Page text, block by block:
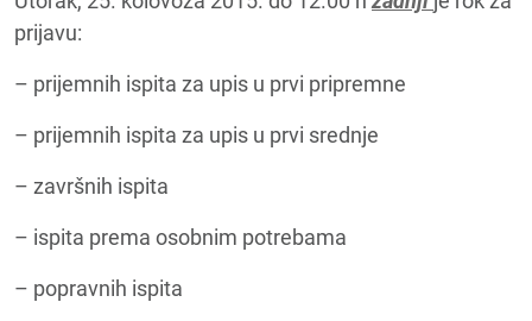
prijavu:
– prijemnih ispita za upis u prvi pripremne
– prijemnih ispita za upis u prvi srednje
– završnih ispita
– ispita prema osobnim potrebama
– popravnih ispita